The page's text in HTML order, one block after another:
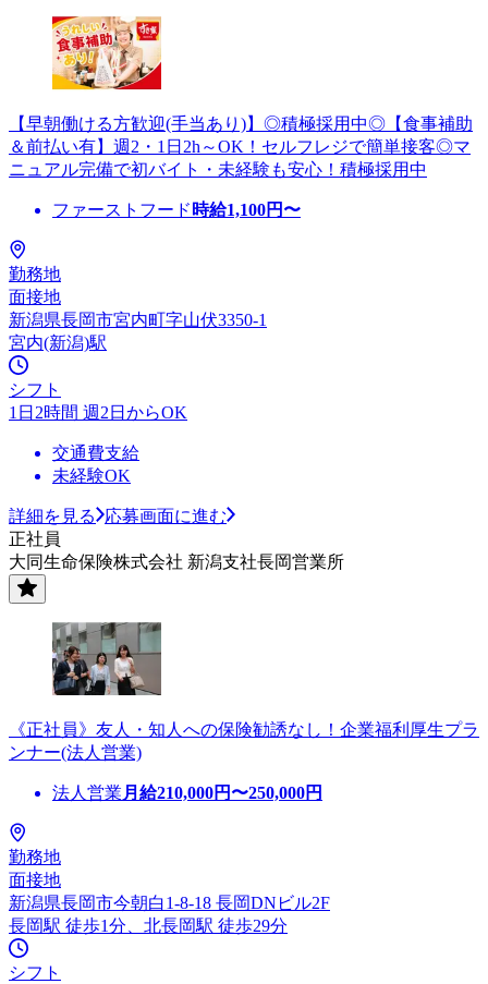
【早朝働ける方歓迎(手当あり)】◎積極採用中◎【食事補助
＆前払い有】週2・1日2h～OK！セルフレジで簡単接客◎マ
ニュアル完備で初バイト・未経験も安心！積極採用中
ファーストフード 時給1,100円〜
勤務地
面接地
新潟県長岡市宮内町字山伏3350-1
宮内(新潟)駅
シフト
1日2時間 週2日からOK
交通費支給
未経験OK
詳細を見る
応募画面に進む
正社員
大同生命保険株式会社 新潟支社長岡営業所
《正社員》友人・知人への保険勧誘なし！企業福利厚生プラ
ンナー(法人営業)
法人営業 月給210,000円〜250,000円
勤務地
面接地
新潟県長岡市今朝白1-8-18 長岡DNビル2F
長岡駅 徒歩1分、北長岡駅 徒歩29分
シフト